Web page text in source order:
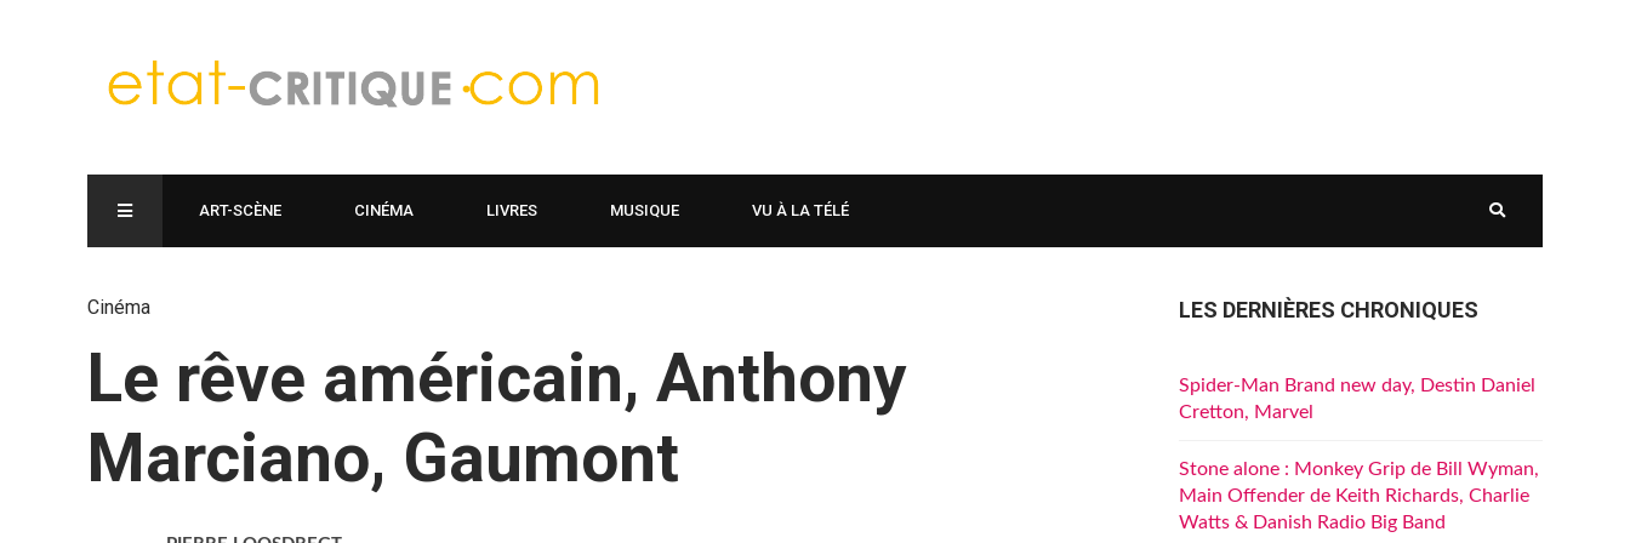
ART-SCÈNE CINÉMA LIVRES MUSIQUE VU À LA TÉLÉ
Cinéma
Le rêve américain, Anthony
Marciano, Gaumont
LES DERNIÈRES CHRONIQUES
Spider-Man Brand new day, Destin Daniel
Cretton, Marvel
Stone alone : Monkey Grip de Bill Wyman,
Main Offender de Keith Richards, Charlie
Watts & Danish Radio Big Band